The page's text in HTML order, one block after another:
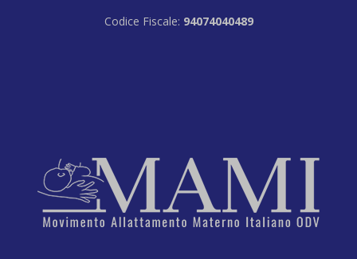
Codice Fiscale: 94074040489